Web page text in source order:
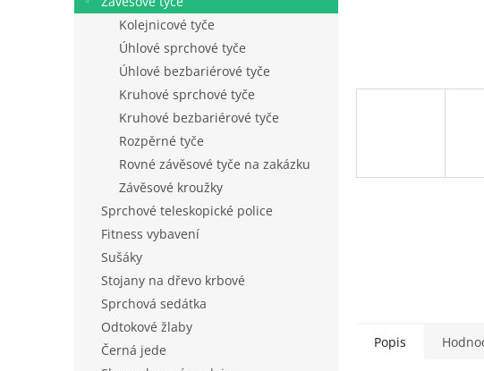
Kolejnicové tyče
Úhlové sprchové tyče
Úhlové bezbariérové tyče
Kruhové sprchové tyče
Kruhové bezbariérové tyče
Rozpěrné tyče
Rovné závěsové tyče na zakázku
Závěsové kroužky
Sprchové teleskopické police
Fitness vybavení
Sušáky
Stojany na dřevo krbové
Sprchová sedátka
Odtokové žlaby
Černá jede
Popis